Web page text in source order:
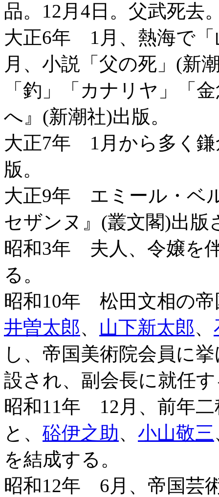
品。12月4日。父武死去
大正6年 1月、熱海で「
月、小説「父の死」(新
「釣」「カナリヤ」「
へ』(新潮社)出版。
大正7年 1月から多く鎌
版。
大正9年 エミール・ベ
セザンヌ』(叢文閣)出版
昭和3年 夫人、令嬢を
る。
昭和10年 松田文相の帝
井曽太郎、 山下新太郎、
し、帝国美術院会員に
設され、副会長に就任
昭和11年 12月、前年
と、 硲伊之助、 小山敬三
を結成する。
昭和12年 6月、帝国芸